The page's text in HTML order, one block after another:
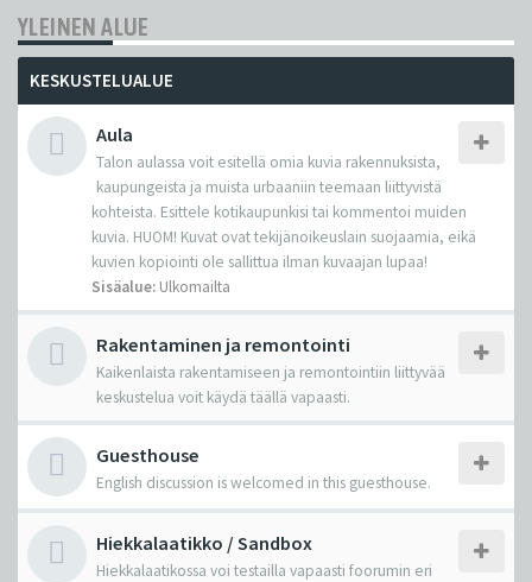
YLEINEN ALUE
KESKUSTELUALUE
Aula
Talon aulassa voit esitellä omia kuvia rakennuksista,
kaupungeista ja muista urbaaniin teemaan liittyvistä
kohteista. Esittele kotikaupunkisi tai kommentoi muiden
kuvia. HUOM! Kuvat ovat tekijänoikeuslain suojaamia, eikä
kuvien kopiointi ole sallittua ilman kuvaajan lupaa!
Sisäalue: Ulkomailta
Rakentaminen ja remontointi
Kaikenlaista rakentamiseen ja remontointiin liittyvää
keskustelua voit käydä täällä vapaasti.
Guesthouse
English discussion is welcomed in this guesthouse.
Hiekkalaatikko / Sandbox
Hiekkalaatikossa voi testailla vapaasti foorumin eri